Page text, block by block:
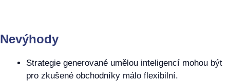
Nevýhody
Strategie generované umělou inteligencí mohou být
pro zkušené obchodníky málo flexibilní.